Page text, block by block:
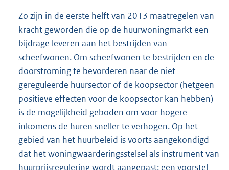
Zo zijn in de eerste helft van 2013 maatregelen van
kracht geworden die op de huurwoningmarkt een
bijdrage leveren aan het bestrijden van
scheefwonen. Om scheefwonen te bestrijden en de
doorstroming te bevorderen naar de niet
gereguleerde huursector of de koopsector (hetgeen
positieve effecten voor de koopsector kan hebben)
is de mogelijkheid geboden om voor hogere
inkomens de huren sneller te verhogen. Op het
gebied van het huurbeleid is voorts aangekondigd
dat het woningwaarderingsstelsel als instrument van
huurprijsregulering wordt aangepast; een voorstel